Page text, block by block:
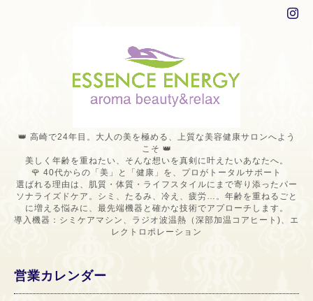
👑 高崎で24年目。大人の美を極める、上質な美容健康サロンへよう
こそ 👑
美しく年齢を重ねたい、そんな想いを真剣に叶えたいあなたへ。
🌹 40代からの「美」と「健康」を、プロがトータルサポート
選ばれる理由は、肌質・体質・ライフスタイルにまで寄り添ったパー
ソナライズドケア。シミ、たるみ、冷え、疲労…。年齢を重ねるごと
に増える悩みに、最先端機器と確かな技術でアプローチします。
導入機器：シミケアマシン、ラジオ波温熱（深部加温コアヒート)、エ
レクトロポレーション
営業カレンダー